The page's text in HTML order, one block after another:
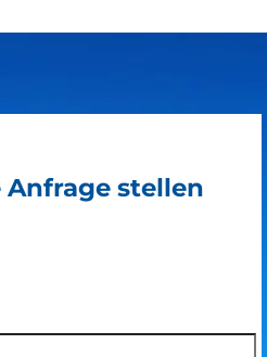
stellen